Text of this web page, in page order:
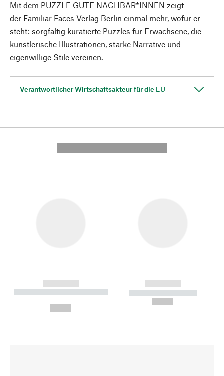
Mit dem PUZZLE GUTE NACHBAR*INNEN zeigt
der Familiar Faces Verlag Berlin einmal mehr, wofür er
steht: sorgfältig kuratierte Puzzles für Erwachsene, die
künstlerische Illustrationen, starke Narrative und
eigenwillige Stile vereinen.
Verantwortlicher Wirtschaftsakteur für die EU
------------
----------- ----------- --------
------------
----------- -----------